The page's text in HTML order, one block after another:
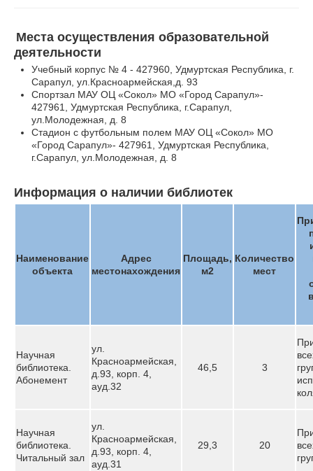
Места осуществления образовательной
деятельности
Учебный корпус № 4 - 427960, Удмуртская Республика, г.
Сарапул, ул.Красноармейская,д. 93
Спортзал МАУ ОЦ «Сокол» МО «Город Сарапул»-
427961, Удмуртская Республика, г.Сарапул,
ул.Молодежная, д. 8
Стадион с футбольным полем МАУ ОЦ «Сокол» МО
«Город Сарапул»- 427961, Удмуртская Республика,
г.Сарапул, ул.Молодежная, д. 8
Информация о наличии библиотек
Наименование
объекта
Адрес
местонахождения
Площадь,
м2
Количество
мест
Научная
библиотека.
Абонемент
ул.
Красноармейская,
д.93, корп. 4,
ауд.32
46,5 3
Научная
библиотека.
Читальный зал
ул.
Красноармейская,
д.93, корп. 4,
ауд.31
29,3 20